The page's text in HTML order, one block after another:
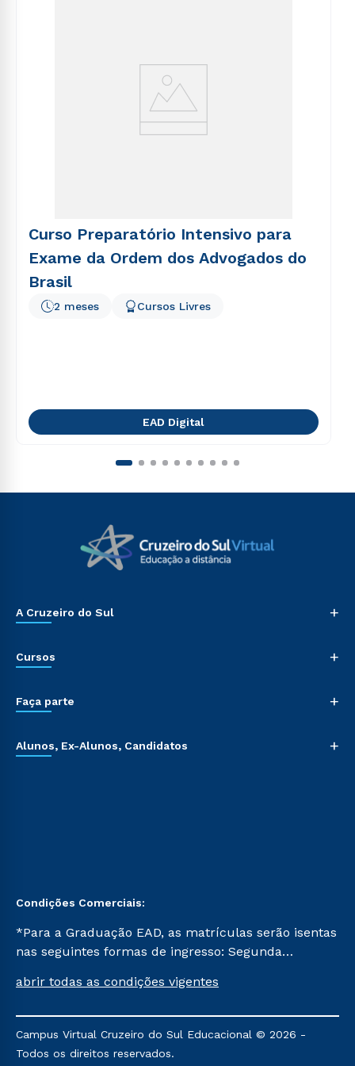
Curso Preparatório Intensivo para
Exame da Ordem dos Advogados do
Brasil
2 meses Cursos Livres
EAD Digital
A Cruzeiro do Sul +
Cursos +
Faça parte +
Alunos, Ex-Alunos, Candidatos +
Condições Comerciais:
*Para a Graduação EAD, as matrículas serão isentas
nas seguintes formas de ingresso: Segunda
Já para as demais, a taxa de matrícula será de R$
mencionadas são referentes aos cursos: Ensino
Religioso, Geografia para a Docência e Metodologia
abrir todas as condições vigentes
Campus Virtual Cruzeiro do Sul Educacional © 2026 -
Todos os direitos reservados.